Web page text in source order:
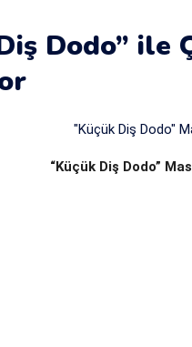
Dodo” ile
“Küçük Diş Dodo”